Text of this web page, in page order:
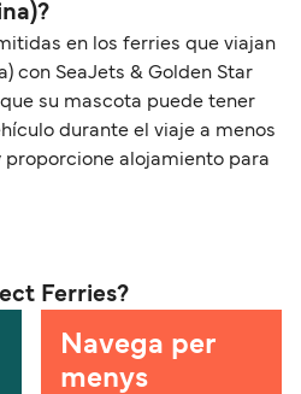
en los ferries que viajan
con SeaJets & Golden Star
su mascota puede tener
durante el viaje a menos
alojamiento para
Ferries?
Navega per
menys